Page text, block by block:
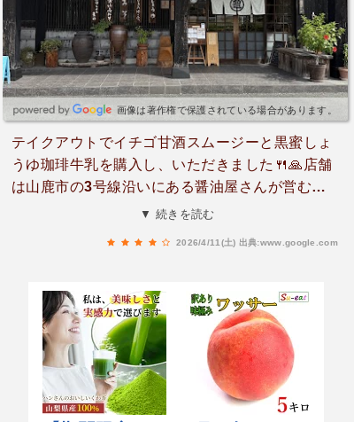
画像は著作権で保護されている場合があります。
テイクアウトでイチゴ甘酒スムージーと黒蜜しょ
うゆ珈琲牛乳を購入し、いただきました🍴🙏店舗
は山鹿市の3号線沿いにある醤油屋さんが営むカ
フェで、スープや汁物が付いたランチメニュー３
で、4月以降はかき氷にメニューが変わるようで
す❗店内には醤油はもちろん、たまごかけご飯の醤
油や味噌玉なども販売されており、今回は珈琲や
スムージーとは別に野菜スティックに合う、赤味
噌タレを購入し食べてます❗とても美味しいですよ
▼ 続きを読む
2026/4/11(土) 出典:www.google.com